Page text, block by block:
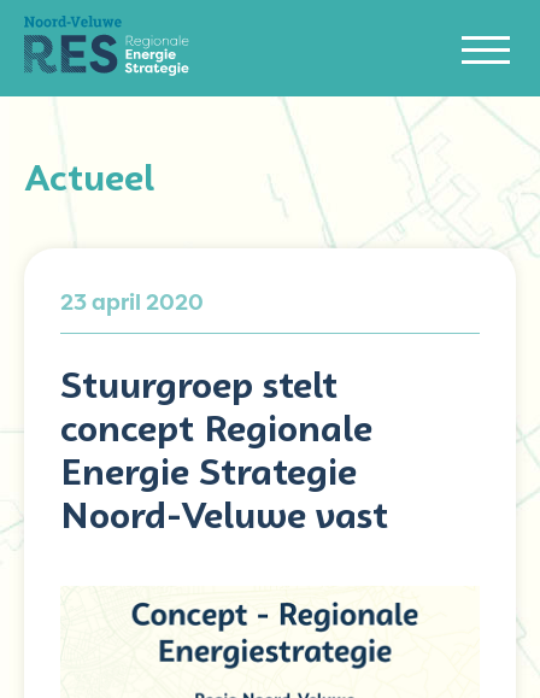
Actueel
23 april 2020
Stuurgroep stelt
concept Regionale
Energie Strategie
Noord-Veluwe vast